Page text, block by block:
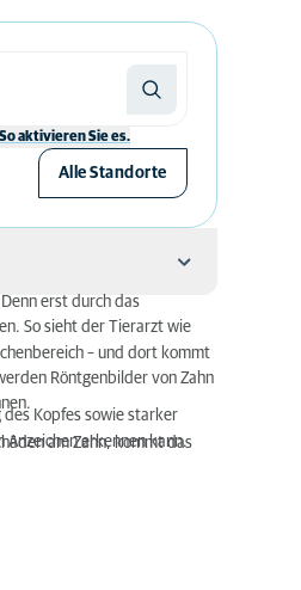
So aktivieren Sie es.
Alle Standorte
erst durch das
So sieht der Tierarzt wie
– und dort kommt
Röntgenbilder von Zahn
Kopfes sowie starker
erkennen kann.
am Zahn, kommt das